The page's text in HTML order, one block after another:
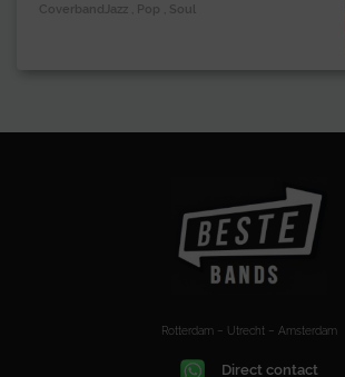
CoverbandJazz , Pop , Soul
Rotterdam – Utrecht – Amsterdam
Direct contact